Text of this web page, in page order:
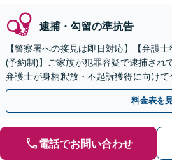
逮捕・勾留の準抗告
【警察署への接見は即日対応】【弁護
(予約制)】ご家族が犯罪容疑で逮捕され
弁護士が身柄釈放・不起訴獲得に向け
月100名以上の相談実績】【関東エリア
料金表を
電話でお問い合わせ